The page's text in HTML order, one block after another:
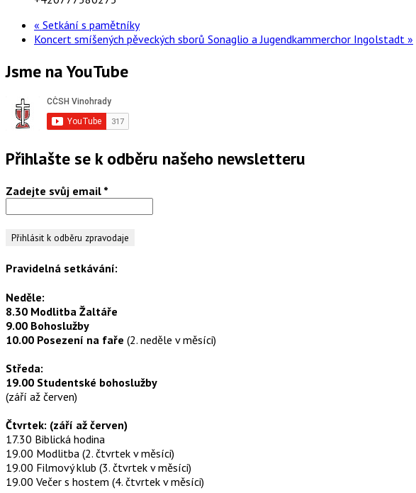
« Setkání s pamětníky
Koncert smíšených pěveckých sborů Sonaglio a Jugendkammerchor Ingolstadt »
Jsme na YouTube
Přihlašte se k odběru našeho newsletteru
Zadejte svůj email *
Pravidelná setkávání:
Neděle:
8.30 Modlitba Žaltáře
9.00 Bohoslužby
10.00 Posezení na faře (2. neděle v měsíci)
Středa:
19.00 Studentské bohoslužby
(září až červen)
Čtvrtek: (září až červen)
17.30 Biblická hodina
19.00 Modlitba (2. čtvrtek v měsíci)
19.00 Filmový klub (3. čtvrtek v měsíci)
19.00 Večer s hostem (4. čtvrtek v měsíci)